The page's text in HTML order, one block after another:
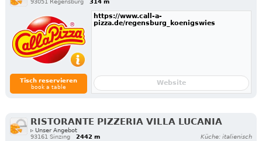
93051 Regensburg 314 m
Tisch reservieren
book a table
https://www.call-a-
pizza.de/regensburg_koenigswies
Website
RISTORANTE PIZZERIA VILLA LUCANIA
▹ Unser Angebot
93161 Sinzing
2442 m Küche: italienisch